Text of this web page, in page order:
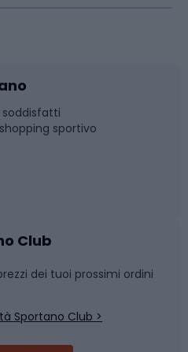
soddisfatti
sportivo
Club
dei tuoi prossimi ordini
Sportano Club >